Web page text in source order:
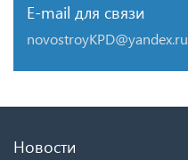
E-mail для связи
novostroyKPD@yandex.ru
Новости